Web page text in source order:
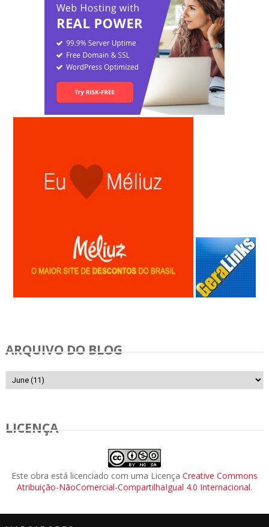
ARQUIVO DO BLOG
LICENÇA
Este obra está licenciado com uma Licença Creative Commons
Atribuição-NãoComercial-CompartilhaIgual 4.0 Internacional.